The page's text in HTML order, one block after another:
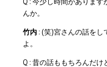
んか。
竹内: (笑)宮さんの話をし
よ。
Q : 昔の話ももちろんだけ